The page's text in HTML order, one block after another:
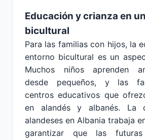
Educación y crianza en
bicultural
Para las familias con hijos, la
entorno bicultural es un
Muchos niños aprenden
desde pequeños, y las
centros educativos que
en alandés y albanés. La
alandeses en Albania trabaja
garantizar que las futuras